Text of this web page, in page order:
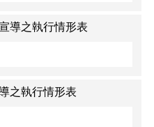
導之執行情形表
之執行情形表